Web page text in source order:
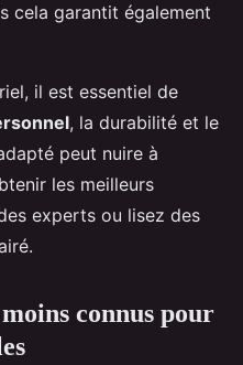
cela garantit également
il est essentiel de
, la durabilité et le
peut nuire à
les meilleurs
experts ou lisez des
connus pour